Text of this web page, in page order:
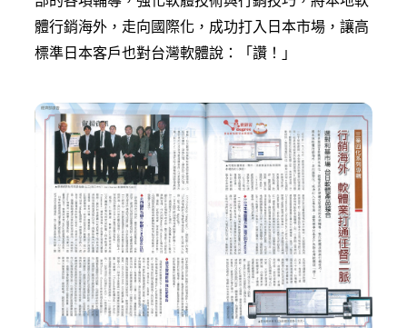
體行銷海外，走向國際化，成功打入日本市場，讓高
標準日本客戶也對台灣軟體說：「讚！」